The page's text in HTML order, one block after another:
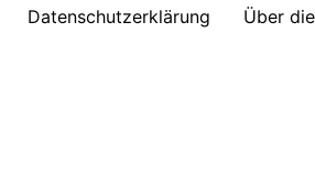
Datenschutzerklärung
Über